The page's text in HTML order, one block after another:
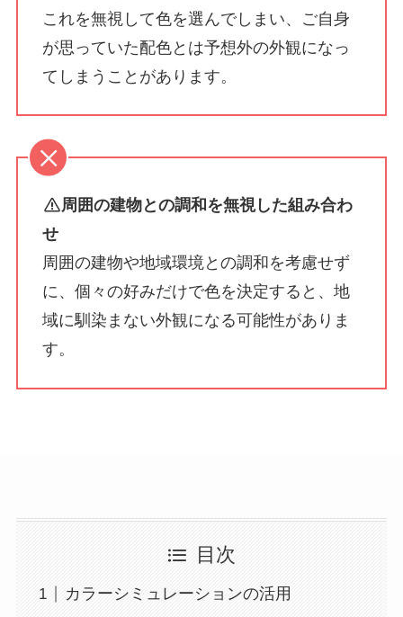
これを無視して色を選んでしまい、ご自身
が思っていた配色とは予想外の外観になっ
てしまうことがあります。
周囲の建物との調和を無視した組み合わ
せ
周囲の建物や地域環境との調和を考慮せず
に、個々の好みだけで色を決定すると、地
域に馴染まない外観になる可能性がありま
す。
目次
カラーシミュレーションの活用